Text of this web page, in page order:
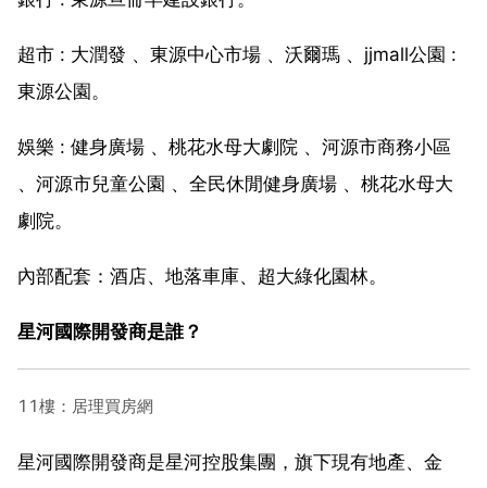
超市 : 大潤發 、東源中心市場 、沃爾瑪 、jjmall公園 :
東源公園。
娛樂 : 健身廣場 、桃花水母大劇院 、河源市商務小區
、河源市兒童公園 、全民休閒健身廣場 、桃花水母大
劇院。
內部配套：酒店、地落車庫、超大綠化園林。
星河國際開發商是誰？
11樓：居理買房網
星河國際開發商是星河控股集團，旗下現有地產、金